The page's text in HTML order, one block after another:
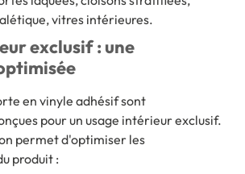
vitres intérieures.
exclusif : une
en vinyle adhésif sont
pour un usage intérieur exclusif.
permet d'optimiser les
produit :